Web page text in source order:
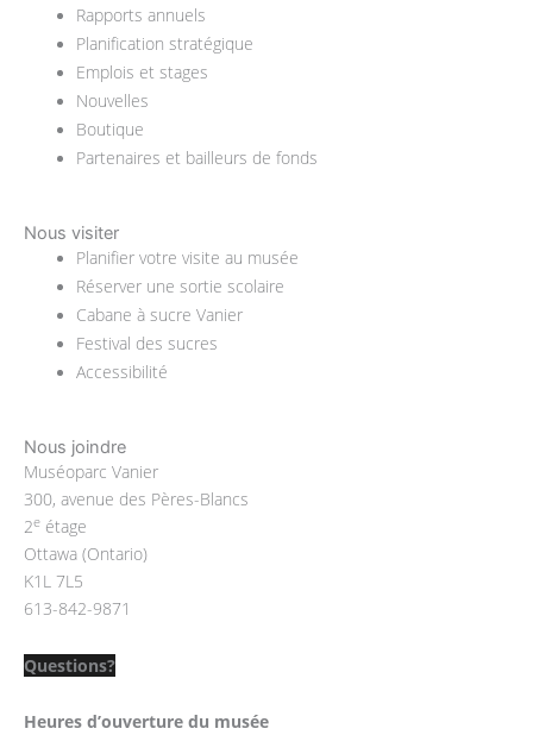
Rapports annuels
Planification stratégique
Emplois et stages
Nouvelles
Boutique
Partenaires et bailleurs de fonds
Nous visiter
Main
Menu
Planifier votre visite au musée
Réserver une sortie scolaire
Cabane à sucre Vanier
Festival des sucres
Accessibilité
Nous joindre
Muséoparc Vanier
300, avenue des Pères-Blancs
2e étage
Ottawa (Ontario)
K1L 7L5
613-842-9871
Questions?
Heures d’ouverture du musée